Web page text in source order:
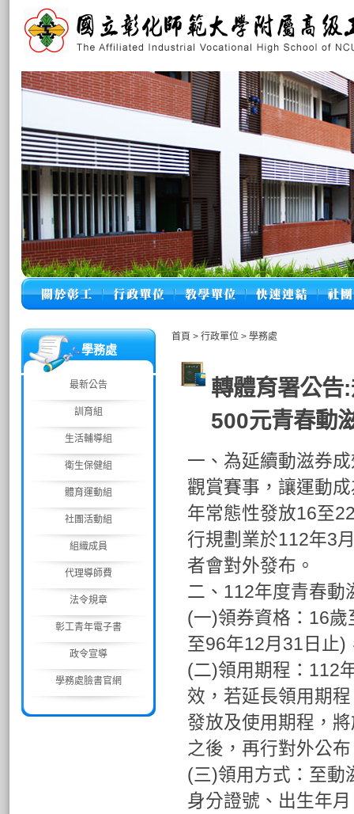
學務處
最新公告
訓育組
生活輔導組
衛生保健組
體育運動組
社團活動組
組織成員
代理導師費
法令規章
彰工青年電子書
政令宣導
學務處臉書官網
首頁 > 行政單位 > 學務處
轉體育署公告
500元青春動
一、為延續動滋券
觀賞賽事，讓運動
年常態性發放16至
行規劃業於112年3
者會對外發布。
二、112年度青春動
(一)領券資格：16
至96年12月31日止)
(二)領用期程：112
效，若延長領用期
發放及使用期程，
之後，再行對外公
(三)領用方式：至動
身分證號、出生年